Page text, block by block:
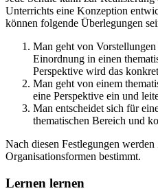
Unterrichts eine Konzeption
können folgende Überlegungen
Man geht von
Einordnung in einen
Perspektive wird das
Man geht von einem
eine Perspektive ein und
Man entscheidet sich für
thematischen Bereich und
Nach diesen Festlegungen
Organisationsformen bestimmt.
Lernen lernen